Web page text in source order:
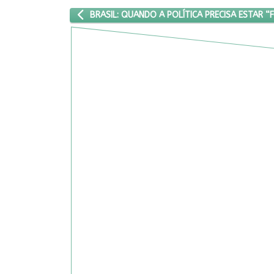
ARTIGO ANTERIOR: BRASIL: QUANDO A POLÍTICA
BRASIL: QUANDO A POLÍTICA PRECISA ESTAR